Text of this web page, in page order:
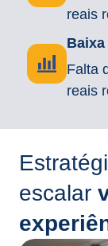
reais
Falta
reais
escalar